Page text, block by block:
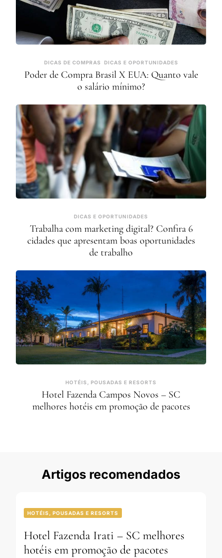
DICAS DE COMPRAS DICAS E OPORTUNIDADES
Poder de Compra Brasil X EUA: Quanto vale
o salário mínimo?
DICAS E OPORTUNIDADES
Trabalha com marketing digital? Confira 6
cidades que apresentam boas oportunidades
de trabalho
HOTÉIS, POUSADAS E RESORTS
Hotel Fazenda Campos Novos – SC
melhores hotéis em promoção de pacotes
Artigos recomendados
HOTÉIS, POUSADAS E RESORTS
Hotel Fazenda Irati – SC melhores
hotéis em promoção de pacotes